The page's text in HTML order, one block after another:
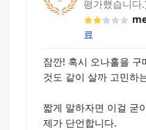
세제 자체의 향기는 산
매일 사용하는 홀이니
내용량：150ml
평가했습니다
료
잠깐! 혹시 오나홀을 구
것도 같이 살까 고민하
짧게 말하자면 이걸 굳
제가 단언합니다.